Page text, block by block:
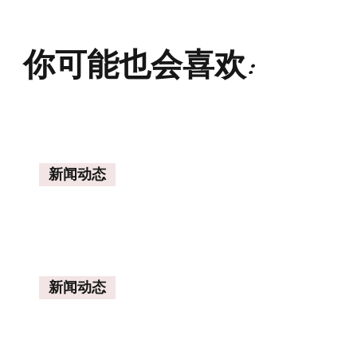
你可能也会喜欢:
新闻动态
新闻动态